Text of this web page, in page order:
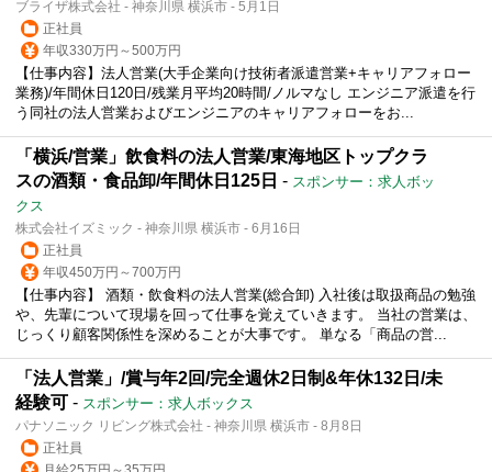
ブライザ株式会社 - 神奈川県 横浜市 - 5月1日
正社員
年収330万円～500万円
【仕事内容】法人営業(大手企業向け技術者派遣営業+キャリアフォロー
業務)/年間休日120日/残業月平均20時間/ノルマなし エンジニア派遣を行
う同社の法人営業およびエンジニアのキャリアフォローをお...
「横浜/営業」飲食料の法人営業/東海地区トップクラ
スの酒類・食品卸/年間休日125日 - スポンサー：求人ボッ
クス
株式会社イズミック - 神奈川県 横浜市 - 6月16日
正社員
年収450万円～700万円
【仕事内容】 酒類・飲食料の法人営業(総合卸) 入社後は取扱商品の勉強
や、先輩について現場を回って仕事を覚えていきます。 当社の営業は、
じっくり顧客関係性を深めることが大事です。 単なる「商品の営...
「法人営業」/賞与年2回/完全週休2日制&年休132日/未
経験可 - スポンサー：求人ボックス
パナソニック リビング株式会社 - 神奈川県 横浜市 - 8月8日
正社員